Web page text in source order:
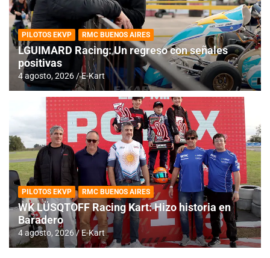
PILOTOS EKVP RMC BUENOS AIRES
LGUIMARD Racing: Un regreso con señales
positivas
4 agosto, 2026 E-Kart
PILOTOS EKVP RMC BUENOS AIRES
WK LÜSQTOFF Racing Kart: Hizo historia en
Baradero
4 agosto, 2026 E-Kart